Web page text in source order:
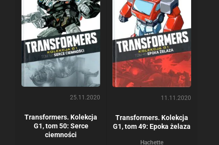
25.11.2020
Transformers. Kolekcja
G1, tom 50: Serce
ciemności
11.11.2020
Transformers. Kolekcja
G1, tom 49: Epoka żelaza
Hachette